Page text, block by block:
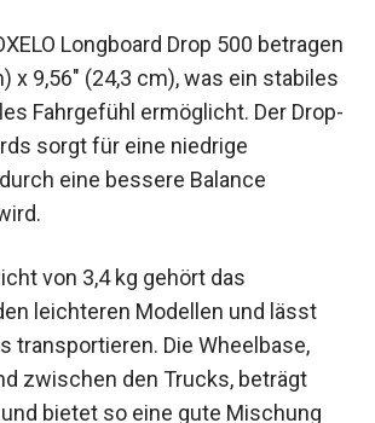
(95,4 cm) x 9,56″ (24,3 cm), was
komfortables Fahrgefühl
Drop-Shape des Boards sorgt für
wodurch eine bessere
wird.
leichteren Modellen und lässt
transportieren. Die Wheelbase,
zwischen den Trucks, beträgt
bietet so eine gute Mischung